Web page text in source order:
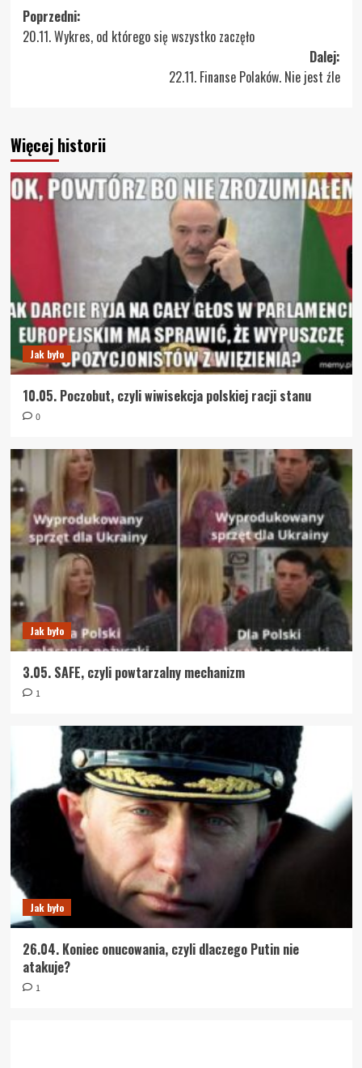
Zobacz
wpisy
Poprzedni:
20.11. Wykres, od którego się wszystko zaczęło
Dalej:
22.11. Finanse Polaków. Nie jest źle
Więcej historii
Jak było
10.05. Poczobut, czyli wiwisekcja polskiej racji stanu
0
Jak było
3.05. SAFE, czyli powtarzalny mechanizm
1
Jak było
26.04. Koniec onucowania, czyli dlaczego Putin nie
atakuje?
1